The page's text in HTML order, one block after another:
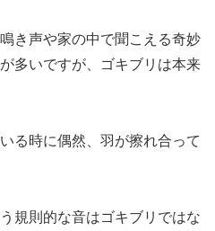
き声や家の中で聞こえる奇妙
多いですが、ゴキブリは本来
る時に偶然、羽が擦れ合って
規則的な音はゴキブリではな